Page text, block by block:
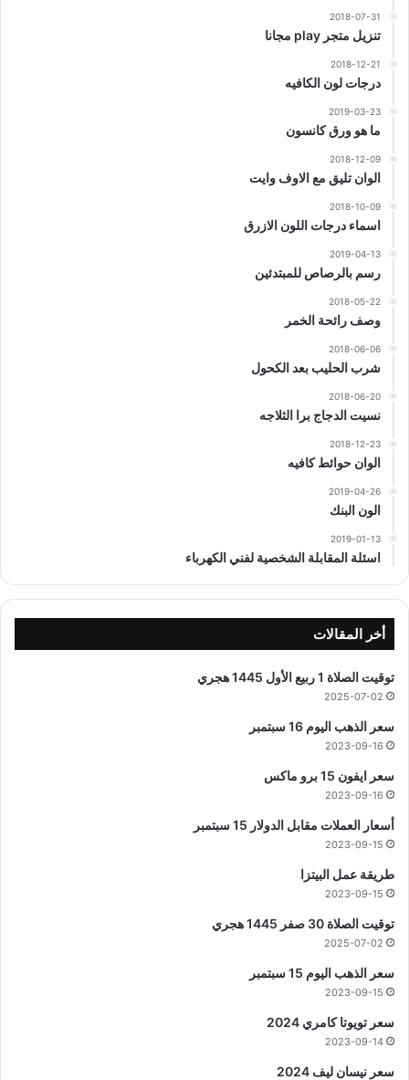
2018-07-31
تنزيل متجر play مجانا
2018-12-21
درجات لون الكافيه
2019-03-23
ما هو ورق كانسون
2018-12-09
الوان تليق مع الاوف وايت
2018-10-09
اسماء درجات اللون الازرق
2019-04-13
رسم بالرصاص للمبتدئين
2018-05-22
وصف رائحة الخمر
2018-06-06
شرب الحليب بعد الكحول
2018-06-20
نسيت الدجاج برا الثلاجه
2018-12-23
الوان حوائط كافيه
2019-04-26
الون البنك
2019-01-13
اسئلة المقابلة الشخصية لفني الكهرباء
أخر المقالات
توقيت الصلاة 1 ربيع الأول 1445 هجري
2025-07-02
سعر الذهب اليوم 16 سبتمبر
2023-09-16
سعر ايفون 15 برو ماكس
2023-09-16
أسعار العملات مقابل الدولار 15 سبتمبر
2023-09-15
طريقة عمل البيتزا
2023-09-15
توقيت الصلاة 30 صفر 1445 هجري
2025-07-02
سعر الذهب اليوم 15 سبتمبر
2023-09-15
سعر تويوتا كامري 2024
2023-09-14
سعر نيسان ليف 2024